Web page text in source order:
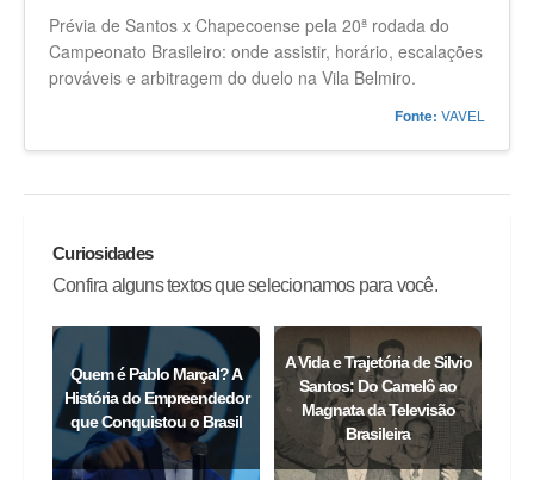
Prévia de Santos x Chapecoense pela 20ª rodada do
Campeonato Brasileiro: onde assistir, horário, escalações
prováveis e arbitragem do duelo na Vila Belmiro.
Fonte: VAVEL
Curiosidades
Confira alguns textos que selecionamos para você.
Quem é Pablo Marçal? A
História do Empreendedor
que Conquistou o Brasil
A Vida e Trajetória de Silvio
Santos: Do Camelô ao
Magnata da Televisão
Brasileira